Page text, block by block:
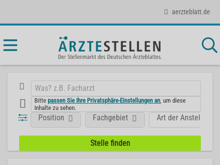
aerzteblatt.de
Bittepassen Sie Ihre Privatsphäre-Einstellungen an , um diese
Inhalte zu sehen.
Position Fachgebiet Art der Anstellung